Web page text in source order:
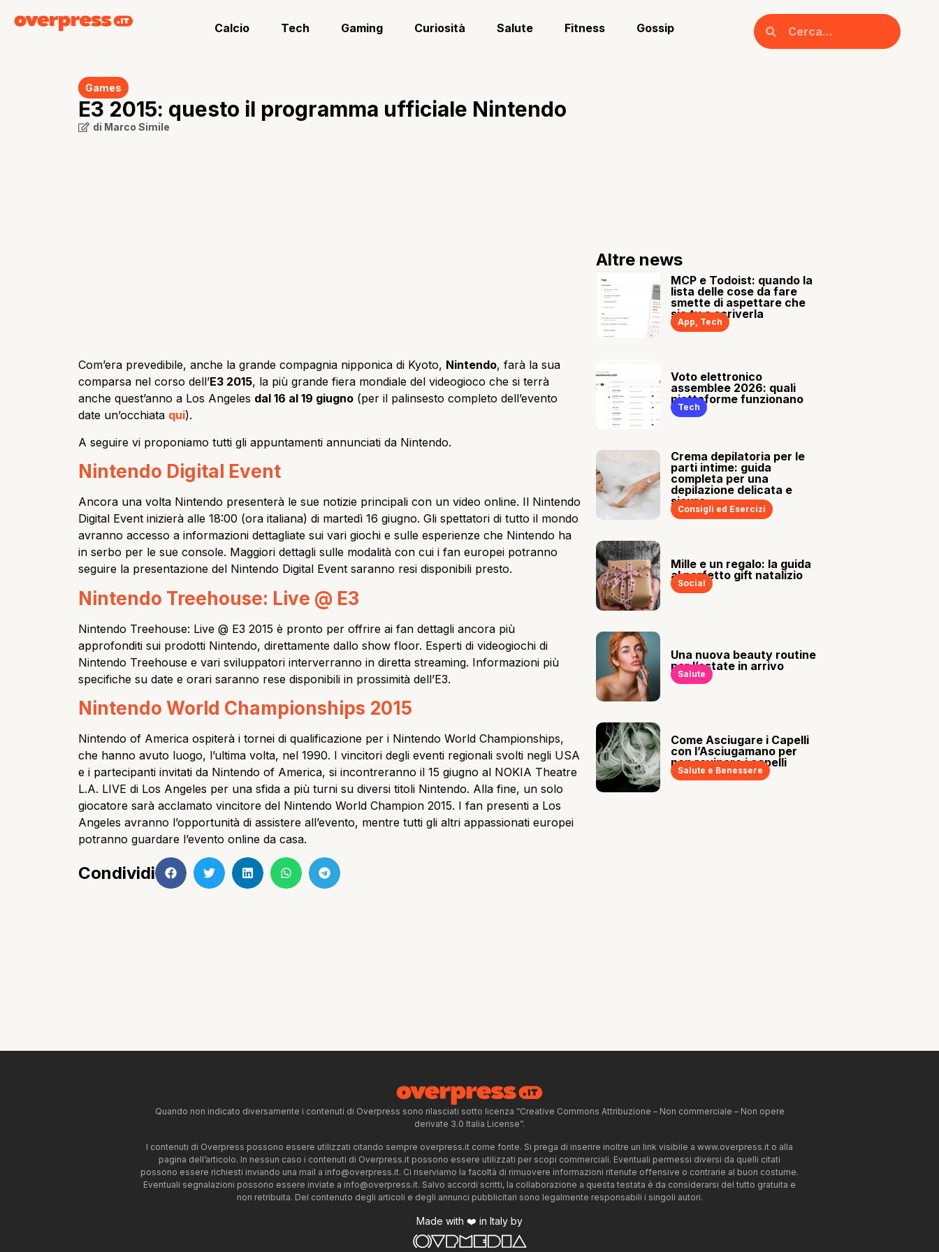
Calcio Tech Gaming Curiosità Salute Fitness Gossip
Games
E3 2015: questo il programma ufficiale Nintendo
di Marco Simile
Com’era prevedibile, anche la grande compagnia nipponica di Kyoto, Nintendo, farà la sua
comparsa nel corso dell’E3 2015, la più grande fiera mondiale del videogioco che si terrà
anche quest’anno a Los Angeles dal 16 al 19 giugno (per il palinsesto completo dell’evento
date un’occhiata qui).
A seguire vi proponiamo tutti gli appuntamenti annunciati da Nintendo.
Nintendo Digital Event
Ancora una volta Nintendo presenterà le sue notizie principali con un video online. Il Nintendo
Digital Event inizierà alle 18:00 (ora italiana) di martedì 16 giugno. Gli spettatori di tutto il mondo
avranno accesso a informazioni dettagliate sui vari giochi e sulle esperienze che Nintendo ha
in serbo per le sue console. Maggiori dettagli sulle modalità con cui i fan europei potranno
seguire la presentazione del Nintendo Digital Event saranno resi disponibili presto.
Nintendo Treehouse: Live @ E3
Nintendo Treehouse: Live @ E3 2015 è pronto per offrire ai fan dettagli ancora più
approfonditi sui prodotti Nintendo, direttamente dallo show floor. Esperti di videogiochi di
Nintendo Treehouse e vari sviluppatori interverranno in diretta streaming. Informazioni più
specifiche su date e orari saranno rese disponibili in prossimità dell’E3.
Nintendo World Championships 2015
Nintendo of America ospiterà i tornei di qualificazione per i Nintendo World Championships,
che hanno avuto luogo, l’ultima volta, nel 1990. I vincitori degli eventi regionali svolti negli USA
e i partecipanti invitati da Nintendo of America, si incontreranno il 15 giugno al NOKIA Theatre
L.A. LIVE di Los Angeles per una sfida a più turni su diversi titoli Nintendo. Alla fine, un solo
giocatore sarà acclamato vincitore del Nintendo World Champion 2015. I fan presenti a Los
Angeles avranno l’opportunità di assistere all’evento, mentre tutti gli altri appassionati europei
potranno guardare l’evento online da casa.
Condividi
Altre news
MCP e Todoist: quando la
lista delle cose da fare
smette di aspettare che
sia tu a scriverla
App, Tech
Voto elettronico
assemblee 2026: quali
piattaforme funzionano
Tech
Crema depilatoria per le
parti intime: guida
completa per una
depilazione delicata e
sicura
Consigli ed Esercizi
Mille e un regalo: la guida
al perfetto gift natalizio
Social
Una nuova beauty routine
per l’estate in arrivo
Salute
Come Asciugare i Capelli
con l’Asciugamano per
non rovinare i capelli
Salute e Benessere
Quando non indicato diversamente i contenuti di Overpress sono rilasciati sotto licenza “Creative Commons Attribuzione – Non commerciale – Non opere
derivate 3.0 Italia License”.
I contenuti di Overpress possono essere utilizzati citando sempre overpress.it come fonte. Si prega di inserire inoltre un link visibile a www.overpress.it o alla
pagina dell’articolo. In nessun caso i contenuti di Overpress.it possono essere utilizzati per scopi commerciali. Eventuali permessi diversi da quelli citati
possono essere richiesti inviando una mail a info@overpress.it. Ci riserviamo la facoltà di rimuovere informazioni ritenute offensive o contrarie al buon costume.
Eventuali segnalazioni possono essere inviate a info@overpress.it. Salvo accordi scritti, la collaborazione a questa testata è da considerarsi del tutto gratuita e
non retribuita. Del contenuto degli articoli e degli annunci pubblicitari sono legalmente responsabili i singoli autori.
Made with ❤️ in Italy by